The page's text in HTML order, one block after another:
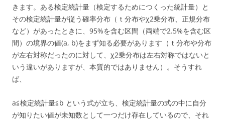
きます。ある検定統計量（検定するためにつくった統計量）と
その検定統計量が従う確率分布（ｔ分布やχ2乗分布、正規分布
など）があったときに、95%を含む区間（両端で2.5%を含む区
間）の境界の値(a, b)をまず知る必要があります（ｔ分布や分布
が左右対称だったのに対して、χ2乗分布は左右対称ではないと
いう違いがありますが、本質的ではありません）。そうすれ
ば、
a≦検定統計量≦b という式が立ち、検定統計量の式の中に自分
が知りたい値が未知数として一つだけ存在しているので、それ